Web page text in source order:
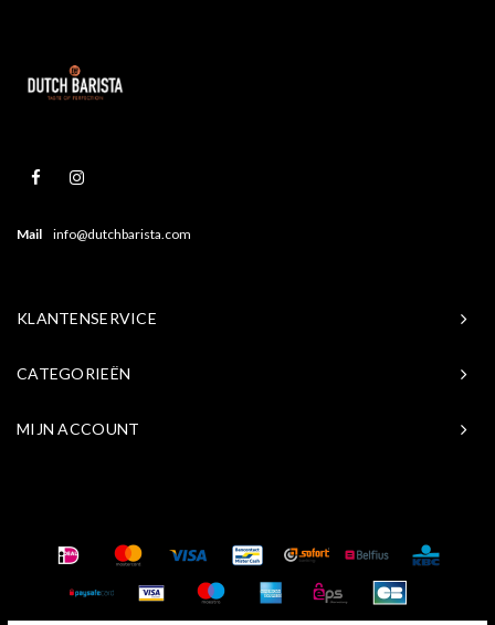
Mail info@dutchbarista.com
KLANTENSERVICE
CATEGORIEËN
MIJN ACCOUNT